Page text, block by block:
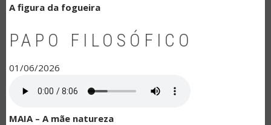
A figura da fogueira
PAPO FILOSÓFICO
01/06/2026
MAIA – A mãe natureza